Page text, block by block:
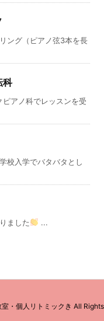
ング（ピアノ弦3本を長
科
アノ科でレッスンを受
校入学でバタバタとし
ました ...
・個人リトミックき All Rights